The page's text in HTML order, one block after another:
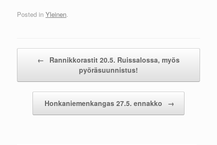
Posted in Yleinen.
←
Rannikkorastit 20.5. Ruissalossa, myös
pyöräsuunnistus!
Honkaniemenkangas 27.5. ennakko →